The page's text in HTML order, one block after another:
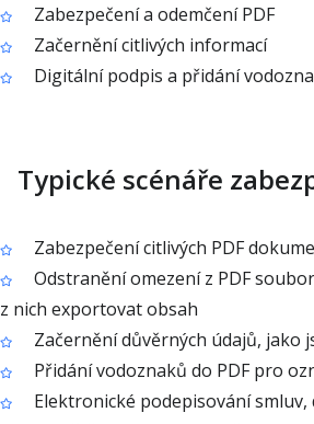
Zabezpečení a odemčení PDF
Začernění citlivých informací
Digitální podpis a přidání
Typické scénáře
Zabezpečení citlivých PDF
Odstranění omezení z PDF
z nich exportovat obsah
Začernění důvěrných údajů,
Přidání vodoznaků do PDF pro
Elektronické podepisování